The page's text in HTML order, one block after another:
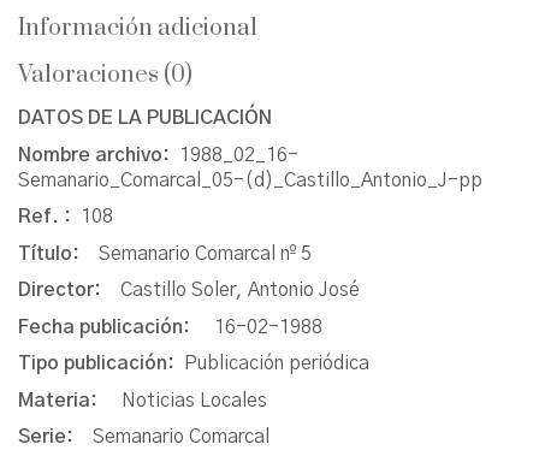
Información adicional
Valoraciones (0)
DATOS DE LA PUBLICACIÓN
Nombre archivo:
1988_02_16-
Semanario_Comarcal_05-(d)_Castillo_Antonio_J-pp
Ref. :
108
Título: Semanario Comarcal nº 5
Director: Castillo Soler, Antonio José
Fecha publicación:
16-02-1988
Tipo publicación:
Publicación periódica
Materia:
Noticias Locales
Serie: Semanario Comarcal